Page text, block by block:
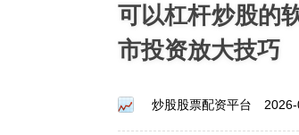
可以杠杆炒股的
市投资放大技巧
炒股股票配资平台